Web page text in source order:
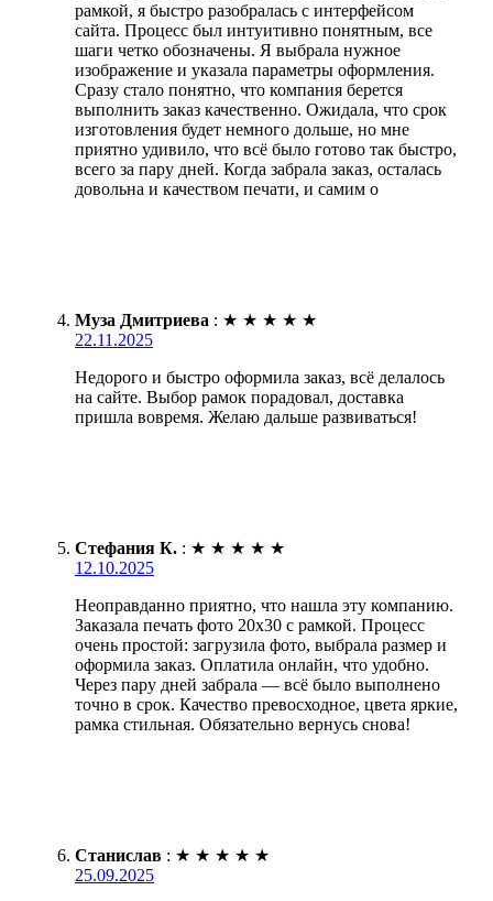
рамкой, я быстро разобралась с интерфейсом
сайта. Процесс был интуитивно понятным, все
шаги четко обозначены. Я выбрала нужное
изображение и указала параметры оформления.
Сразу стало понятно, что компания берется
выполнить заказ качественно. Ожидала, что срок
изготовления будет немного дольше, но мне
приятно удивило, что всё было готово так быстро,
всего за пару дней. Когда забрала заказ, осталась
довольна и качеством печати, и самим о
Муза Дмитриева : ★ ★ ★ ★ ★
22.11.2025
Недорого и быстро оформила заказ, всё делалось
на сайте. Выбор рамок порадовал, доставка
пришла вовремя. Желаю дальше развиваться!
Стефания К. : ★ ★ ★ ★ ★
12.10.2025
Неоправданно приятно, что нашла эту компанию.
Заказала печать фото 20х30 с рамкой. Процесс
очень простой: загрузила фото, выбрала размер и
оформила заказ. Оплатила онлайн, что удобно.
Через пару дней забрала — всё было выполнено
точно в срок. Качество превосходное, цвета яркие,
рамка стильная. Обязательно вернусь снова!
Станислав : ★ ★ ★ ★ ★
25.09.2025